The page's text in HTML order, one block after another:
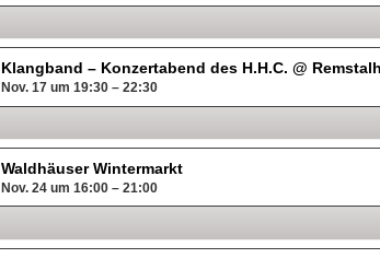
Klangband – Konzertabend des H.H.C.@
Nov. 17 um 19:30 – 22:30
Waldhäuser Wintermarkt
Nov. 24 um 16:00 – 21:00